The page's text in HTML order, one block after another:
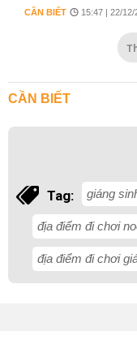
CẦN BIẾT 15:47 | 22/12/
CẦN BIẾT
Tag: giáng
địa điểm đi chơi
địa điểm đi chơi